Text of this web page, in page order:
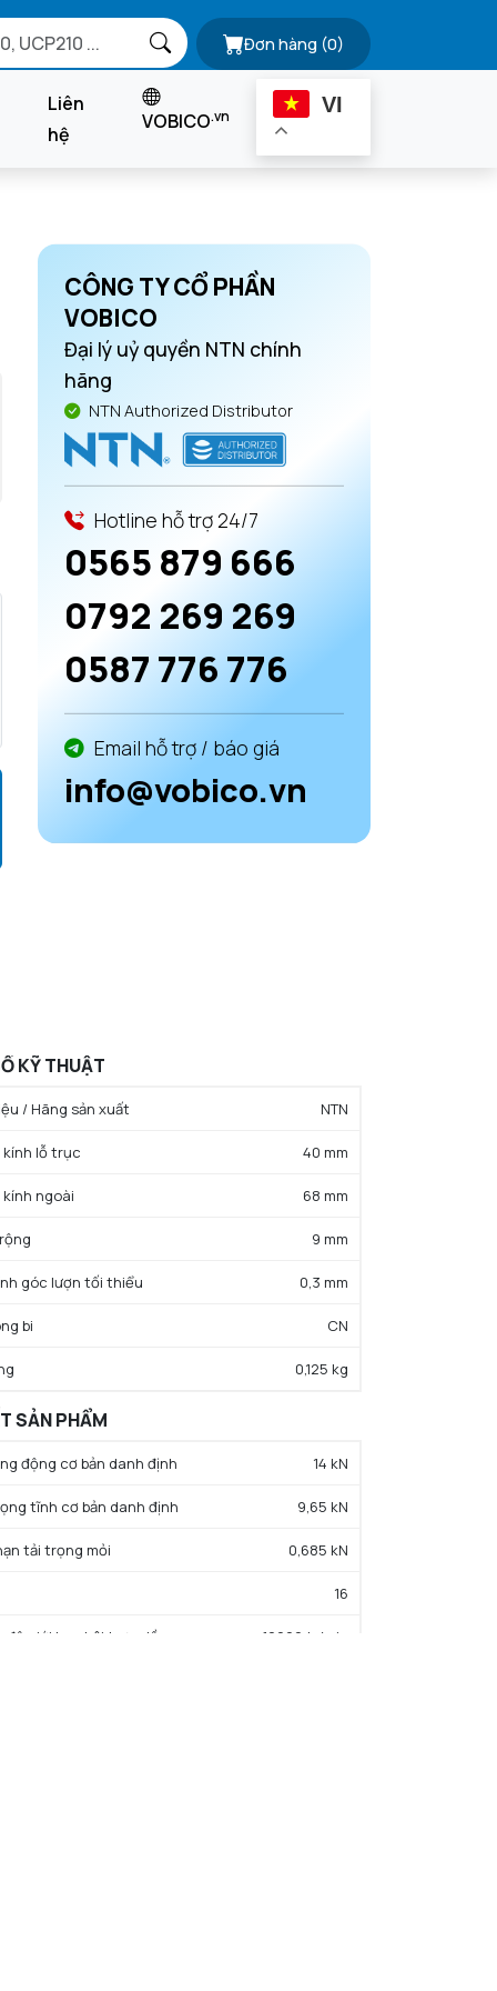
Đơn hàng (0)
Liên
hệ
VOBICO.vn VI
CÔNG TY CỔ PHẦN
VOBICO
Đại lý uỷ quyền NTN chính
hãng
NTN Authorized Distributor
Hotline hỗ trợ 24/7
0565 879 666
0792 269 269
0587 776 776
Email hỗ trợ / báo giá
info@vobico.vn
KỸ THUẬT
/ Hãng sản xuất NTN
lỗ trục 40 mm
kính ngoài 68 mm
9 mm
góc lượn tối thiểu 0,3 mm
bi CN
0,125 kg
SẢN PHẨM
động cơ bản danh định 14 kN
tĩnh cơ bản danh định 9,65 kN
tải trọng mỏi 0,685 kN
16
độ giới hạn bôi trơn dầu 12000 tr/min